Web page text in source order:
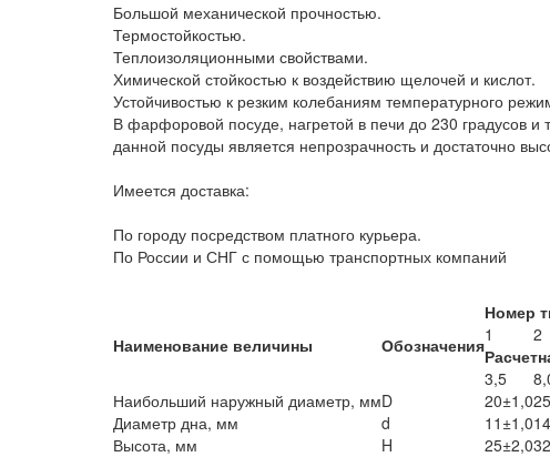
Большой механической прочностью.
Термостойкостью.
Теплоизоляционными свойствами.
Химической стойкостью к воздействию щелочей и кислот.
Устойчивостью к резким колебаниям температурного
В фарфоровой посуде, нагретой в печи до 230 градусов
данной посуды является непрозрачность и достаточно
Имеется доставка:
По городу посредством платного курьера.
По России и СНГ с помощью транспортных компаний
Наименование величины Обозначения
Номер
1
2
3,5
Наибольший наружный диаметр, ммD 20±1,0
Диаметр дна, мм
d 11±1,0
Высота, мм
H 25±2,0